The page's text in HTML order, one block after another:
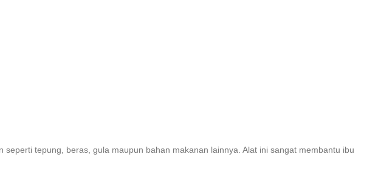
tepung, beras, gula maupun bahan makanan lainnya. Alat ini sangat membantu ibu